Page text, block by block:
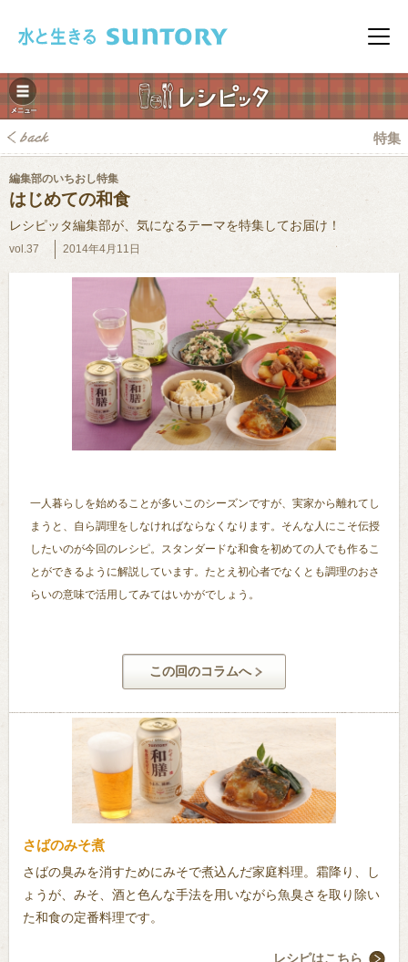
メニ
シピ
特集
編集部のいちおし特集
はじめての和食
レシピッタ編集部が、気になるテーマを特集してお届け！
vol.37 2014年4月11日
一人暮らしを始めることが多いこのシーズンですが、実家から離れてし
まうと、自ら調理をしなければならなくなります。そんな人にこそ伝授
したいのが今回のレシピ。スタンダードな和食を初めての人でも作るこ
とができるように解説しています。たとえ初心者でなくとも調理のおさ
らいの意味で活用してみてはいかがでしょう。
この回のコラムへ
さばのみそ煮
さばの臭みを消すためにみそで煮込んだ家庭料理。霜降り、し
ょうが、みそ、酒と色んな手法を用いながら魚臭さを取り除い
た和食の定番料理です。
レシピはこちら